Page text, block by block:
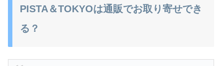
PISTA＆TOKYOは通販でお取り寄せでき
る？